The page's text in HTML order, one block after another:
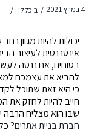
4 במרץ 2021 / ב כללי /
יכולות להיות מגוון
אינטרנטית לעיצוב
בטוחים, אנו ננסה
להביא את עצמכם
כי היא זאת שתוכל
חייב להיות לחזק את
שבו הוא מצליח הרבה
חברת בניית אתרים?